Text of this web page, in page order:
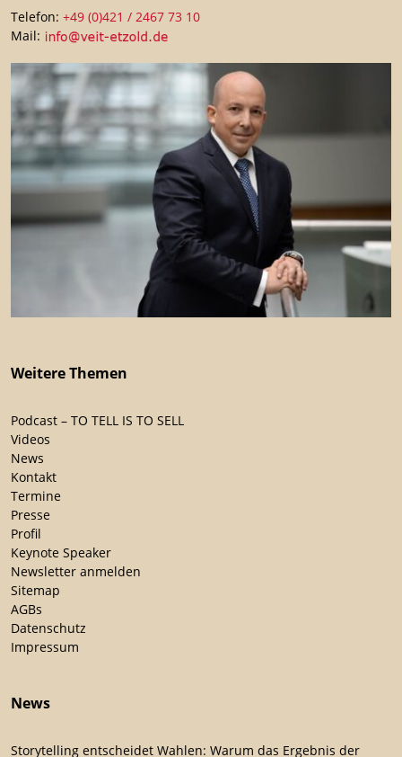
Telefon: +49 (0)421 / 2467 73 10
Mail:
Weitere Themen
Podcast – TO TELL IS TO SELL
Videos
News
Kontakt
Termine
Presse
Profil
Keynote Speaker
Newsletter anmelden
Sitemap
AGBs
Datenschutz
Impressum
News
Storytelling entscheidet Wahlen: Warum das Ergebnis der